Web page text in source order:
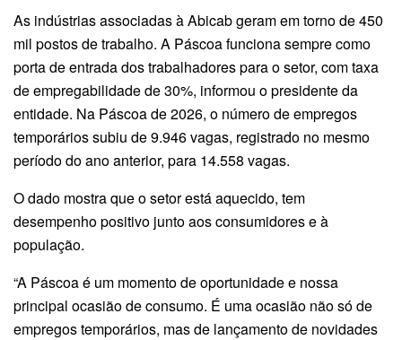
As indústrias associadas à Abicab geram em torno de 450
mil postos de trabalho. A Páscoa funciona sempre como
porta de entrada dos trabalhadores para o setor, com taxa
de empregabilidade de 30%, informou o presidente da
entidade. Na Páscoa de 2026, o número de empregos
temporários subiu de 9.946 vagas, registrado no mesmo
período do ano anterior, para 14.558 vagas.
O dado mostra que o setor está aquecido, tem
desempenho positivo junto aos consumidores e à
população.
“A Páscoa é um momento de oportunidade e nossa
principal ocasião de consumo. É uma ocasião não só de
empregos temporários, mas de lançamento de novidades